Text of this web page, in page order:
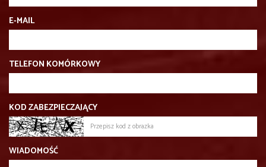
E-MAIL
TELEFON KOMÓRKOWY
KOD ZABEZPIECZAJĄCY
WIADOMOŚĆ